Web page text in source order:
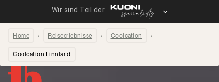
Home Reiseerlebnisse Coolcation
Coolcation Finnland